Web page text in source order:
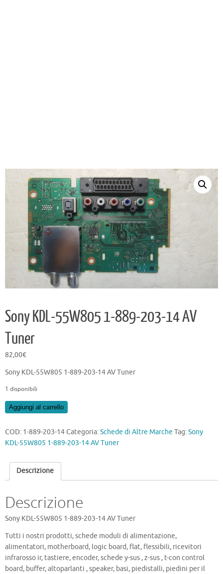
Sony KDL-55W805 1-889-203-14 AV
Tuner
82,00€
Sony KDL-55W805 1-889-203-14 AV Tuner
1 disponibili
Sony
55W805
1-
203-
AV
quantità
Aggiungi al carrello
COD: 1-889-203-14Categoria:Schede di Altre Marche Tag:Sony
KDL-55W805 1-889-203-14 AV Tuner
Descrizione
Descrizione
Sony KDL-55W805 1-889-203-14 AV Tuner
Tutti i nostri prodotti, schede moduli di alimentazione,
alimentatori, motherboard, logic board, flat, flessibili, ricevitori
infrarosso ir, tastiere, encoder, schede y-sus , z-sus , t-con control
board, buffer, altoparlanti , speaker, basi, piedistalli, piedini per il